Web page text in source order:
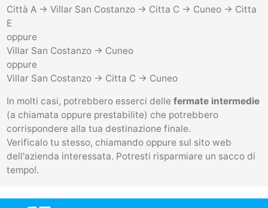
Città A -> Villar San Costanzo -> Citta C -> Cuneo -> Citta
E
oppure
Villar San Costanzo -> Cuneo
oppure
Villar San Costanzo -> Citta C -> Cuneo
In molti casi, potrebbero esserci delle fermate intermedie
(a chiamata oppure prestabilite) che potrebbero
corrispondere alla tua destinazione finale.
Verificalo tu stesso, chiamando oppure sul sito web
dell'azienda interessata. Potresti risparmiare un sacco di
tempo!.